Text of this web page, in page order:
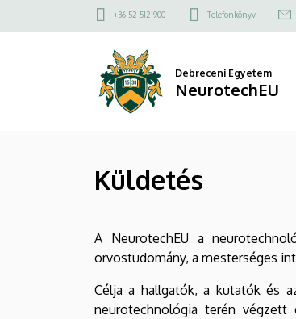
Küldetés
NeurotechEU
a
Felső
menü
+36 52 512 900 Telefonkönyv
Debreceni Egyetem
NeurotechEU
Küldetés
A NeurotechEU a
orvostudomány, a mesterséges
Célja a hallgatók, a kutatók és
neurotechnológia terén végzett